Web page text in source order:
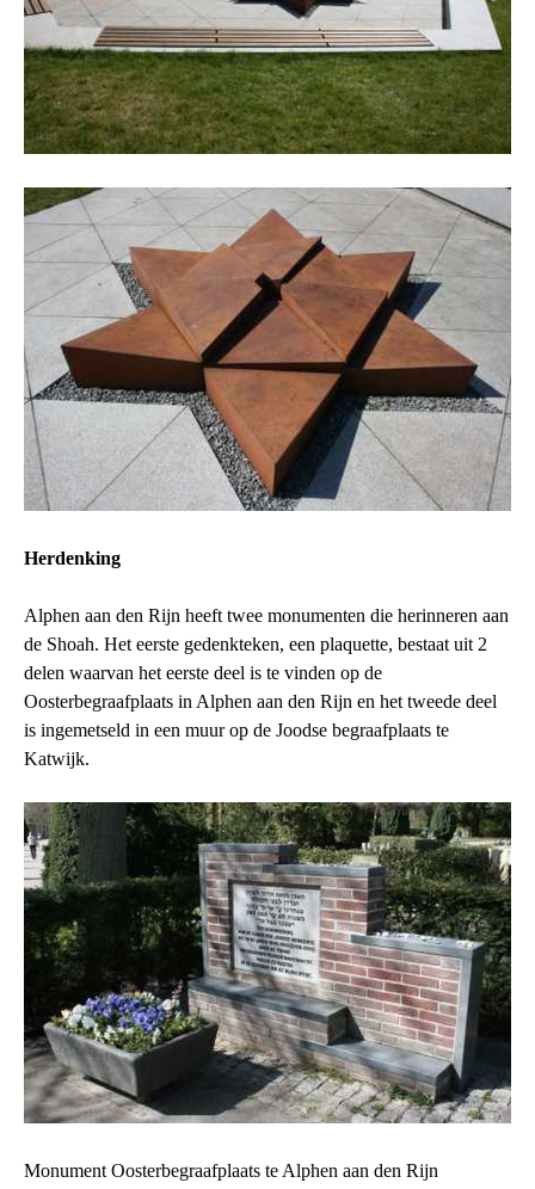
Herdenking
Alphen aan den Rijn heeft twee monumenten die herinneren aan
de Shoah. Het eerste gedenkteken, een plaquette, bestaat uit 2
delen waarvan het eerste deel is te vinden op de
Oosterbegraafplaats in Alphen aan den Rijn en het tweede deel
is ingemetseld in een muur op de Joodse begraafplaats te
Katwijk.
Monument Oosterbegraafplaats te Alphen aan den Rijn